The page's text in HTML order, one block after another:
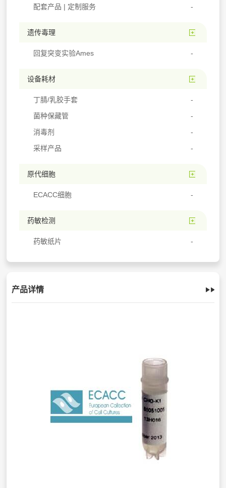
配套产品 | 定制服务
遗传毒理
回复突变实验Ames
设备耗材
丁腈/乳胶手套
菌种保藏管
消毒剂
采样产品
原代细胞
ECACC细胞
药敏检测
药敏纸片
产品详情